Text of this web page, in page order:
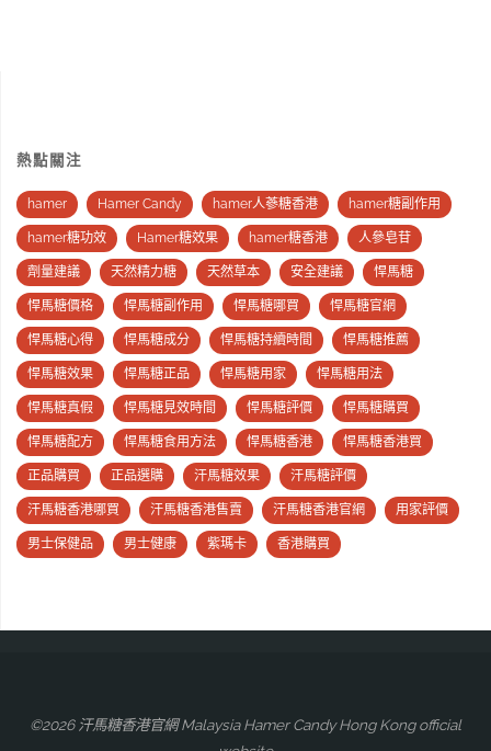
熱點關注
hamer Hamer Candy hamer人蔘糖香港 hamer糖副作用
hamer糖功效 Hamer糖效果 hamer糖香港 人參皂苷
劑量建議 天然精力糖 天然草本 安全建議 悍馬糖
悍馬糖價格 悍馬糖副作用 悍馬糖哪買 悍馬糖官網
悍馬糖心得 悍馬糖成分 悍馬糖持續時間 悍馬糖推薦
悍馬糖效果 悍馬糖正品 悍馬糖用家 悍馬糖用法
悍馬糖真假 悍馬糖見效時間 悍馬糖評價 悍馬糖購買
悍馬糖配方 悍馬糖食用方法 悍馬糖香港 悍馬糖香港買
正品購買 正品選購 汗馬糖效果 汗馬糖評價
汗馬糖香港哪買 汗馬糖香港售賣 汗馬糖香港官網 用家評價
男士保健品 男士健康 紫瑪卡 香港購買
©2026 汗馬糖香港官網 Malaysia Hamer Candy Hong Kong official